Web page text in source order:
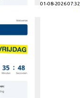
01-08-2026 07:32